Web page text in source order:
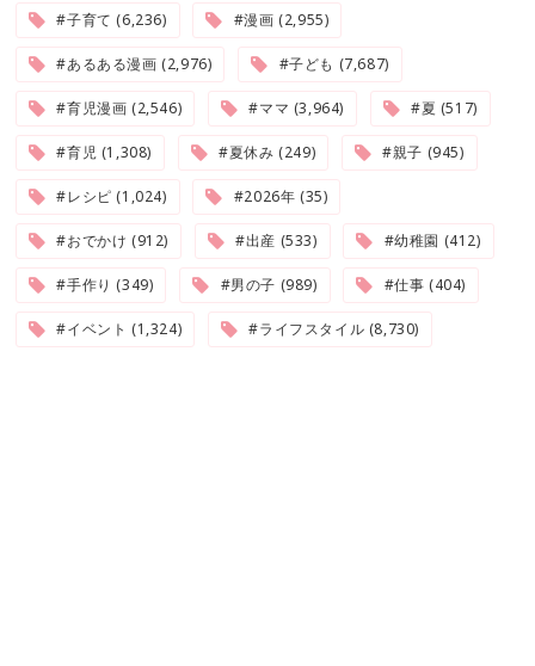
#子育て (6,236) #漫画 (2,955)
#あるある漫画 (2,976) #子ども (7,687)
#育児漫画 (2,546) #ママ (3,964) #夏 (517)
#育児 (1,308) #夏休み (249) #親子 (945)
#レシピ (1,024) #2026年 (35)
#おでかけ (912) #出産 (533) #幼稚園 (412)
#手作り (349) #男の子 (989) #仕事 (404)
#イベント (1,324) #ライフスタイル (8,730)